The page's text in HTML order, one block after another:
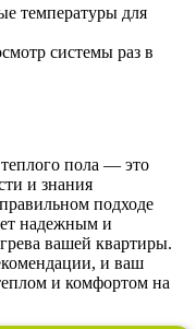
температуры для
системы раз в
пола — это
и знания
подходе
надежным и
вашей квартиры.
и ваш
и комфортом на